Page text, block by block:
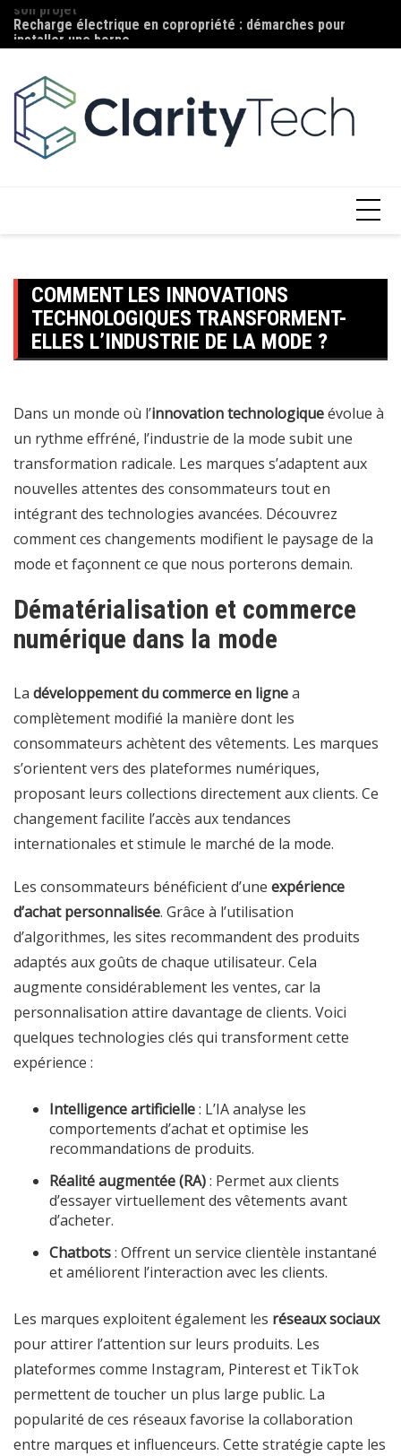
Aller
au
contenu
Recharge électrique en copropriété : démarches pour
installer une borne
COMMENT LES INNOVATIONS
TECHNOLOGIQUES TRANSFORMENT-
ELLES L’INDUSTRIE DE LA MODE ?
Dans un monde où l’innovation technologiqueévolue à
un rythme effréné, l’industrie de la mode subit une
transformation radicale. Les marques s’adaptent aux
nouvelles attentes des consommateurs tout en
intégrant des technologies avancées. Découvrez
comment ces changements modifient le paysage de la
mode et façonnent ce que nous porterons demain.
Dématérialisation et commerce
numérique dans la mode
La développement du commerce en lignea
complètement modifié la manière dont les
consommateurs achètent des vêtements. Les marques
s’orientent vers des plateformes numériques,
proposant leurs collections directement aux clients. Ce
changement facilite l’accès aux tendances
internationales et stimule le marché de la mode.
Les consommateurs bénéficient d’une expérience
d’achat personnalisée. Grâce à l’utilisation
d’algorithmes, les sites recommandent des produits
adaptés aux goûts de chaque utilisateur. Cela
augmente considérablement les ventes, car la
personnalisation attire davantage de clients. Voici
quelques technologies clés qui transforment cette
expérience :
Intelligence artificielle: L’IA analyse les
comportements d’achat et optimise les
recommandations de produits.
Réalité augmentée (RA): Permet aux clients
d’essayer virtuellement des vêtements avant
d’acheter.
Chatbots: Offrent un service clientèle instantané
et améliorent l’interaction avec les clients.
Les marques exploitent également les réseaux sociaux
pour attirer l’attention sur leurs produits. Les
plateformes comme Instagram, Pinterest et TikTok
permettent de toucher un plus large public. La
popularité de ces réseaux favorise la collaboration
entre marques et influenceurs. Cette stratégie capte les